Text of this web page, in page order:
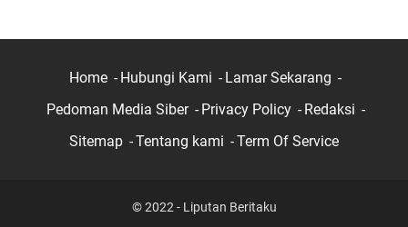
Home Hubungi Kami
Lamar Sekarang
Pedoman Media Siber
Privacy Policy
Redaksi
Sitemap
Tentang kami Term Of Service
© 2022 - Liputan Beritaku